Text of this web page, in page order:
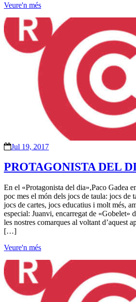
Veure'n més
Jul 19, 2017
PROTAGONISTA DEL
En el «Protagonista del dia»,Paco Gadea
poc mes el món dels jocs de taula: jocs de
jocs de cartes, jocs educatius i molt més,
especial: Juanvi, encarregat de «Gobelet»
les nostres comarques al voltant d’aquest
[…]
Veure'n més